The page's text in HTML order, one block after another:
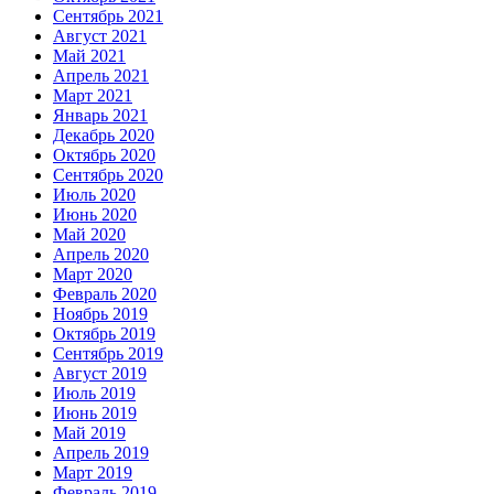
Сентябрь 2021
Август 2021
Май 2021
Апрель 2021
Март 2021
Январь 2021
Декабрь 2020
Октябрь 2020
Сентябрь 2020
Июль 2020
Июнь 2020
Май 2020
Апрель 2020
Март 2020
Февраль 2020
Ноябрь 2019
Октябрь 2019
Сентябрь 2019
Август 2019
Июль 2019
Июнь 2019
Май 2019
Апрель 2019
Март 2019